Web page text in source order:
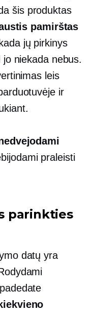
šis produktas
pamirštas
jų pirkinys
niekada nebus.
leis
ir
praleisti
parinkties
datų yra